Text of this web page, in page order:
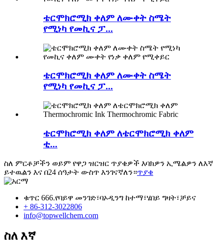
ቴርሞክሮሚክ ቀለም ለሙቀት ስሜት
የሚነካ የመኪና ፓ...
ቴርሞክሮሚክ ቀለም ለሙቀት ስሜት
የሚነካ የመኪና ፓ...
ቴርሞክሮሚክ ቀለም ለቴርሞክሮሚክ ቀለም
ቲ...
ስለ ምርቶቻችን ወይም የዋጋ ዝርዝር ጥያቄዎች እባክዎን ኢሜልዎን ለእኛ
ይተዉልን እና በ24 ሰዓታት ውስጥ እንገናኛለን።ጥያቄ
ቁጥር 666.የባይዋ መንገድ፣ባኦዲንግ ከተማ፣ሄበይ ግዛት፣ቻይና
+ 86-312-3022806
info@topwellchem.com
ስለ እኛ